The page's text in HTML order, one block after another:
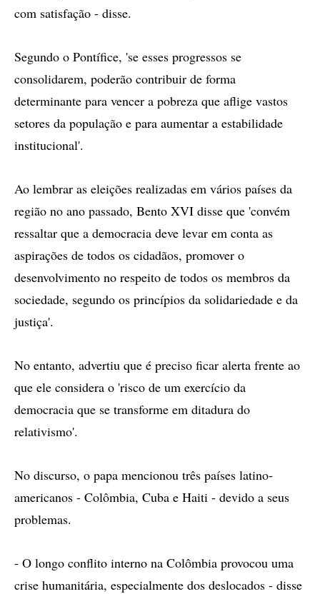
com satisfação - disse.
Segundo o Pontífice, 'se esses progressos se
consolidarem, poderão contribuir de forma
determinante para vencer a pobreza que aflige vastos
setores da população e para aumentar a estabilidade
institucional'.
Ao lembrar as eleições realizadas em vários países da
região no ano passado, Bento XVI disse que 'convém
ressaltar que a democracia deve levar em conta as
aspirações de todos os cidadãos, promover o
desenvolvimento no respeito de todos os membros da
sociedade, segundo os princípios da solidariedade e da
justiça'.
No entanto, advertiu que é preciso ficar alerta frente ao
que ele considera o 'risco de um exercício da
democracia que se transforme em ditadura do
relativismo'.
No discurso, o papa mencionou três países latino-
americanos - Colômbia, Cuba e Haiti - devido a seus
problemas.
- O longo conflito interno na Colômbia provocou uma
crise humanitária, especialmente dos deslocados - disse